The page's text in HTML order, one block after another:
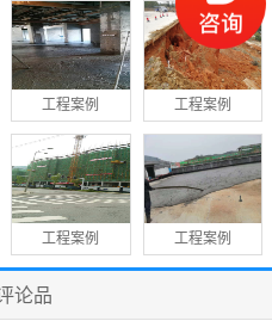
工程案例 工程案例
工程案例 工程案例
论品